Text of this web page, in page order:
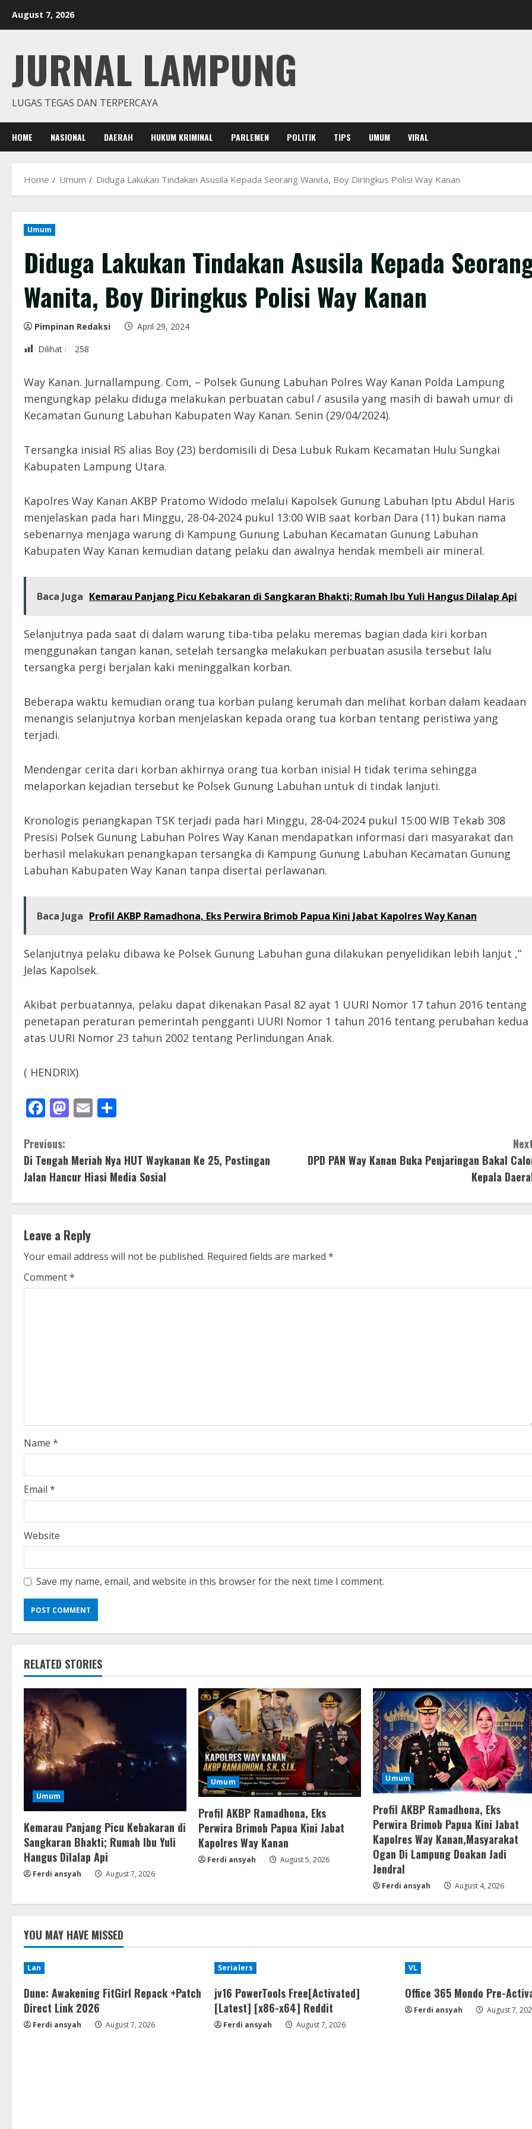
August 7, 2026
JURNAL LAMPUNG
LUGAS TEGAS DAN TERPERCAYA
HOME NASIONAL DAERAH HUKUM KRIMINAL PARLEMEN POLITIK TIPS UMUM VIRAL
Home Umum Diduga Lakukan Tindakan Asusila Kepada Seorang Wanita, Boy Diringkus Polisi Way Kanan
Umum
Diduga Lakukan Tindakan Asusila Kepada
Wanita, Boy Diringkus Polisi Way Kanan
Pimpinan Redaksi
April 29, 2024
Dilihat :
258
Way Kanan. Jurnallampung. Com, – Polsek Gunung Labuhan Polres Way Kanan Polda Lampung
mengungkap pelaku diduga melakukan perbuatan cabul / asusila yang masih di bawah umur di
Kecamatan Gunung Labuhan Kabupaten Way Kanan. Senin (29/04/2024).
Tersangka inisial RS alias Boy (23) berdomisili di Desa Lubuk Rukam Kecamatan Hulu Sungkai
Kabupaten Lampung Utara.
Kapolres Way Kanan AKBP Pratomo Widodo melalui Kapolsek Gunung Labuhan Iptu Abdul Haris
menjelaskan pada hari Minggu, 28-04-2024 pukul 13:00 WIB saat korban Dara (11) bukan nama
sebenarnya menjaga warung di Kampung Gunung Labuhan Kecamatan Gunung Labuhan
Kabupaten Way Kanan kemudian datang pelaku dan awalnya hendak membeli air mineral.
Baca Juga Kemarau Panjang Picu Kebakaran di Sangkaran Bhakti; Rumah Ibu Yuli Hangus Dilalap Api
Selanjutnya pada saat di dalam warung tiba-tiba pelaku meremas bagian dada kiri korban
menggunakan tangan kanan, setelah tersangka melakukan perbuatan asusila tersebut lalu
tersangka pergi berjalan kaki meninggalkan korban.
Beberapa waktu kemudian orang tua korban pulang kerumah dan melihat korban dalam keadaan
menangis selanjutnya korban menjelaskan kepada orang tua korban tentang peristiwa yang
terjadi.
Mendengar cerita dari korban akhirnya orang tua korban inisial H tidak terima sehingga
melaporkan kejadian tersebut ke Polsek Gunung Labuhan untuk di tindak lanjuti.
Kronologis penangkapan TSK terjadi pada hari Minggu, 28-04-2024 pukul 15:00 WIB Tekab 308
Presisi Polsek Gunung Labuhan Polres Way Kanan mendapatkan informasi dari masyarakat dan
berhasil melakukan penangkapan tersangka di Kampung Gunung Labuhan Kecamatan Gunung
Labuhan Kabupaten Way Kanan tanpa disertai perlawanan.
Baca Juga Profil AKBP Ramadhona, Eks Perwira Brimob Papua Kini Jabat Kapolres Way Kanan
Selanjutnya pelaku dibawa ke Polsek Gunung Labuhan guna dilakukan penyelidikan lebih lanjut ,”
Jelas Kapolsek.
Akibat perbuatannya, pelaku dapat dikenakan Pasal 82 ayat 1 UURI Nomor 17 tahun 2016 tentang
penetapan peraturan pemerintah pengganti UURI Nomor 1 tahun 2016 tentang perubahan kedua
atas UURI Nomor 23 tahun 2002 tentang Perlindungan Anak.
( HENDRIX)
Facebook
Mastodon
Email
C
o
n
i
n
u
d
i
n
g
Previous:
Di Tengah Meriah Nya HUT Waykanan Ke 25, Postingan
Jalan Hancur Hiasi Media Sosial
DPD PAN Way Kanan Buka Penjaringan Bakal
Kepala
Leave a Reply
Your email address will not be published. Required fields are marked *
Comment*
Name *
Email *
Website
Save my name, email, and website in this browser for the next time I comment.
RELATED STORIES
Umum
Kemarau Panjang Picu Kebakaran di
Sangkaran Bhakti; Rumah Ibu Yuli
Hangus Dilalap Api
Ferdi ansyah August 7, 2026
Umum
Profil AKBP Ramadhona, Eks
Perwira Brimob Papua Kini Jabat
Kapolres Way Kanan
Ferdi ansyah August 5, 2026
Umum
Profil AKBP Ramadhona, Eks
Perwira Brimob Papua Kini Jabat
Kapolres Way Kanan,Masyarakat
Ogan Di Lampung Doakan Jadi
Jendral
Ferdi ansyah August 4, 2026
YOU MAY HAVE MISSED
Lan
Dune: Awakening FitGirl Repack +Patch
Direct Link 2026
Ferdi ansyah August 7, 2026
Serialers
jv16 PowerTools Free[Activated]
[Latest] [x86-x64] Reddit
Ferdi ansyah August 7, 2026
VL
Office 365 Mondo Pre-
Ferdi ansyah August 7,